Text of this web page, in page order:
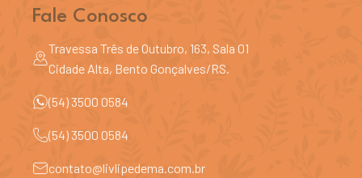
Fale Conosco
Travessa Três de Outubro, 163, Sala 01
Cidade Alta, Bento Gonçalves/RS.
(54) 3500 0584
(54) 3500 0584
contato@livlipedema.com.br